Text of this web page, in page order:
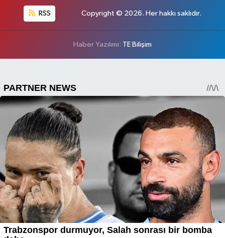
RSS Copyright © 2026. Her hakkı saklıdır.
Haber Yazılımı: TE Bilişim